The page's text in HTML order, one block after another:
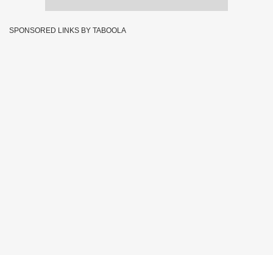
SPONSORED LINKS BY TABOOLA